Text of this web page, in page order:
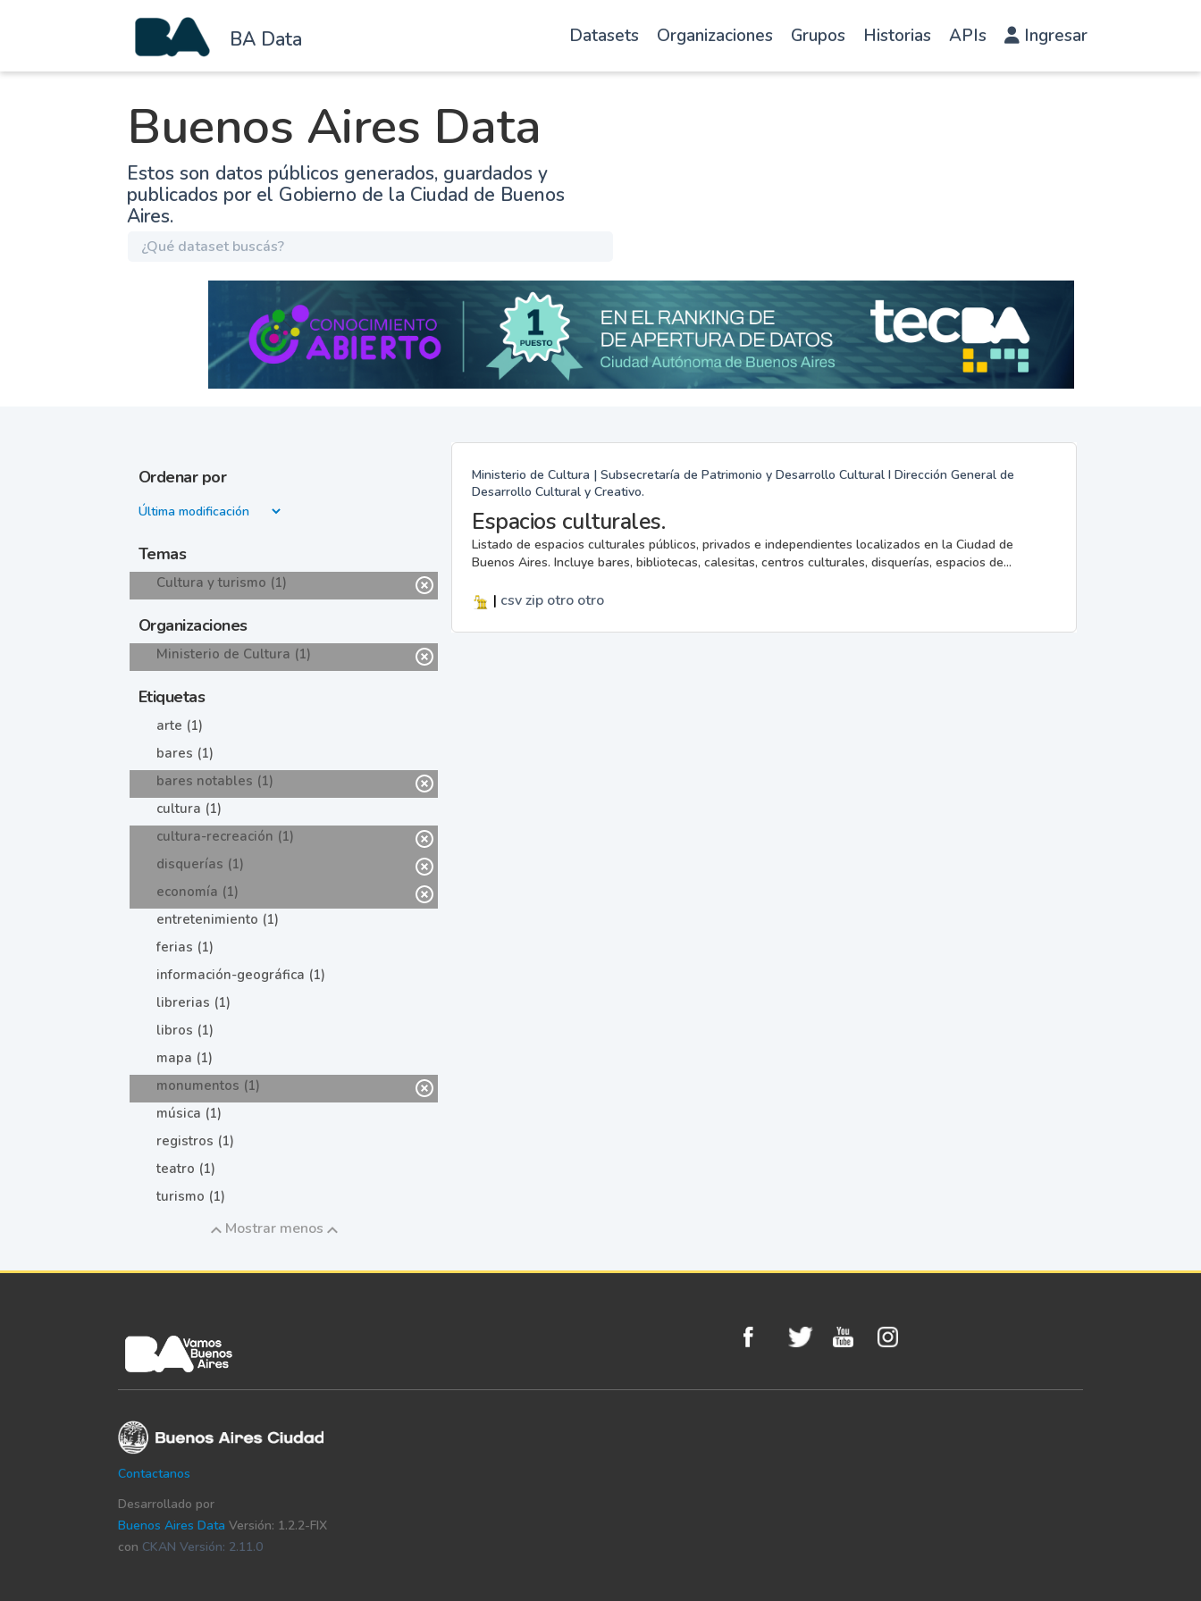
BA Data Datasets Organizaciones Grupos Historias APIs Ingresar
Buenos Aires Data
Estos son datos públicos generados, guardados y
publicados por el Gobierno de la Ciudad de Buenos
Aires.
Ordenar por
Temas
Cultura y turismo (1)
Organizaciones
Ministerio de Cultura (1)
Etiquetas
arte (1)
bares (1)
bares notables (1)
cultura (1)
cultura-recreación (1)
disquerías (1)
economía (1)
entretenimiento (1)
ferias (1)
información-geográfica (1)
librerias (1)
libros (1)
mapa (1)
monumentos (1)
música (1)
registros (1)
teatro (1)
turismo (1)
Mostrar menos
Ministerio de Cultura | Subsecretaría de Patrimonio y Desarrollo Cultural I Dirección General de
Desarrollo Cultural y Creativo.
Espacios culturales.
Listado de espacios culturales públicos, privados e independientes localizados en la Ciudad de
Buenos Aires. Incluye bares, bibliotecas, calesitas, centros culturales, disquerías, espacios de...
| csvzip otro otro
Contactanos
Desarrollado por
Buenos Aires Data Versión: 1.2.2-FIX
con CKAN Versión: 2.11.0